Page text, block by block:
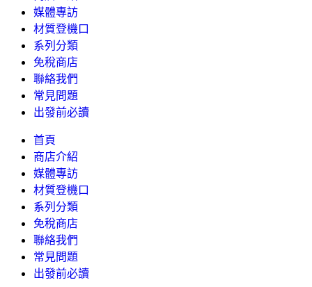
媒體專訪
材質登機口
系列分類
免稅商店
聯絡我們
常見問題
出發前必讀
首頁
商店介紹
媒體專訪
材質登機口
系列分類
免稅商店
聯絡我們
常見問題
出發前必讀